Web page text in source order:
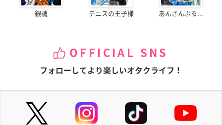
銀魂 テニスの王子様 あんさんぶる...
OFFICIAL SNS
フォローしてより楽しいオタクライフ！